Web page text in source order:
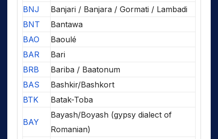
BNJ
Banjari / Banjara / Gormati / Lambadi
BNT
Bantawa
BAO
Baoulé
BAR
Bari
BRB
Bariba / Baatonum
BAS
Bashkir/Bashkort
BTK
Batak-Toba
BAY
Bayash/Boyash (gypsy dialect of
Romanian)